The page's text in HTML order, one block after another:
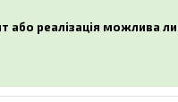
або реалізація можлива